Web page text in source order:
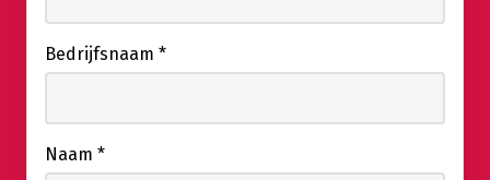
Bedrijfsnaam *
Naam *